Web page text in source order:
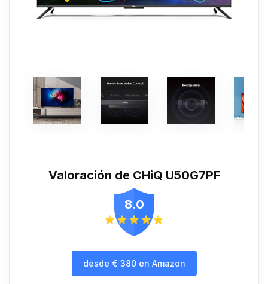
Valoración de CHiQ U50G7PF
8.0
desde € 380en Amazon